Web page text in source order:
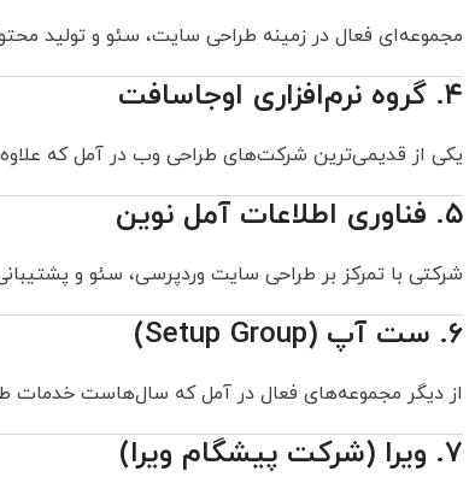
مجموعه‌ای فعال در زمینه طراحی سایت، سئو و تولید
۴. گروه نرم‌افزاری اوجاسافت
یکی از قدیمی‌ترین شرکت‌های طراحی وب در آمل که
۵. فناوری اطلاعات آمل نوین
شرکتی با تمرکز بر طراحی سایت وردپرسی، سئو و
۶. ست آپ (Setup Group)
از دیگر مجموعه‌های فعال در آمل که سال‌هاست خدمات
۷. ویرا (شرکت پیشگام ویرا)